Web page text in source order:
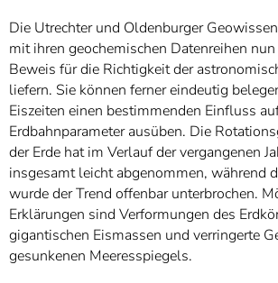
Die Utrechter und Oldenburger
mit ihren geochemischen Datenreihen
Beweis für die Richtigkeit der
liefern. Sie können ferner eindeutig
Eiszeiten einen bestimmenden Einfluss
Erdbahnparameter ausüben. Die
der Erde hat im Verlauf der vergangenen
insgesamt leicht abgenommen, während
wurde der Trend offenbar unterbrochen.
Erklärungen sind Verformungen des
gigantischen Eismassen und verringerte
gesunkenen Meeresspiegels.